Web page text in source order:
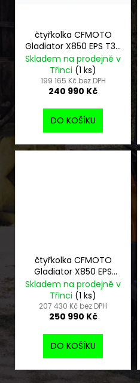
čtyřkolka CFMOTO
Gladiator X850 EPS T3b
G3 černá
Skladem na prodejně v
Třinci (1 ks)
199 165 Kč bez DPH
240 990 Kč
DO KOŠÍKU
čtyřkolka CFMOTO
Gladiator X850 EPS
EU5+ G3 černá
Skladem na prodejně v
Třinci (1 ks)
207 430 Kč bez DPH
250 990 Kč
DO KOŠÍKU